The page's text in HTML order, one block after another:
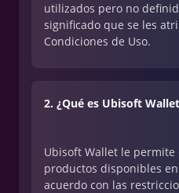
utilizados pero no
significado que se les
Condiciones de Uso.
2. ¿Qué es Ubisoft
Ubisoft Wallet le
productos disponibles
acuerdo con las